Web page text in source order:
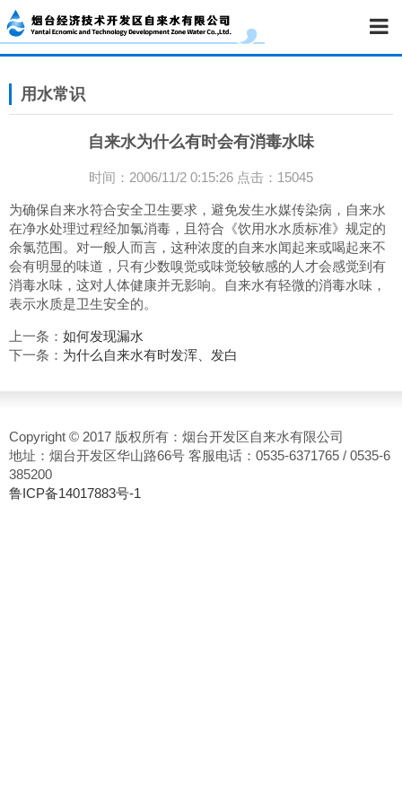
用水常识
自来水为什么有时会有消毒水味
时间：2006/11/2 0:15:26 点击：15045
为确保自来水符合安全卫生要求，避免发生水媒传染病，自来水
在净水处理过程经加氯消毒，且符合《饮用水水质标准》规定的
余氯范围。对一般人而言，这种浓度的自来水闻起来或喝起来不
会有明显的味道，只有少数嗅觉或味觉较敏感的人才会感觉到有
消毒水味，这对人体健康并无影响。自来水有轻微的消毒水味，
表示水质是卫生安全的。
上一条： 如何发现漏水
下一条： 为什么自来水有时发浑、发白
Copyright © 2017 版权所有：烟台开发区自来水有限公司
地址：烟台开发区华山路66号 客服电话：0535-6371765 / 0535-6
385200
鲁ICP备14017883号-1